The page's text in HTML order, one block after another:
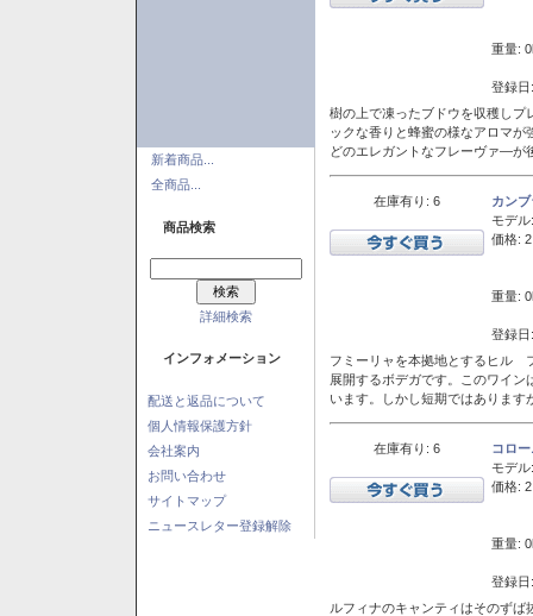
新着商品...
全商品...
商品検索
詳細検索
インフォメーション
配送と返品について
個人情報保護方針
会社案内
お問い合わせ
サイトマップ
ニュースレター登録解除
重量:
登録
樹の上で凍ったブドウを収穫しプ
ックな香りと蜂蜜の様なアロマ
どのエレガントなフレーヴァ―が
在庫有り: 6
カン
モデル:
価格:
重量:
登録
フミーリャを本拠地とするヒル
展開するボデガです。このワイ
います。しかし短期ではありま
在庫有り: 6
コロ
モデル:
価格:
重量:
登録
ルフィナのキャンティはそのず